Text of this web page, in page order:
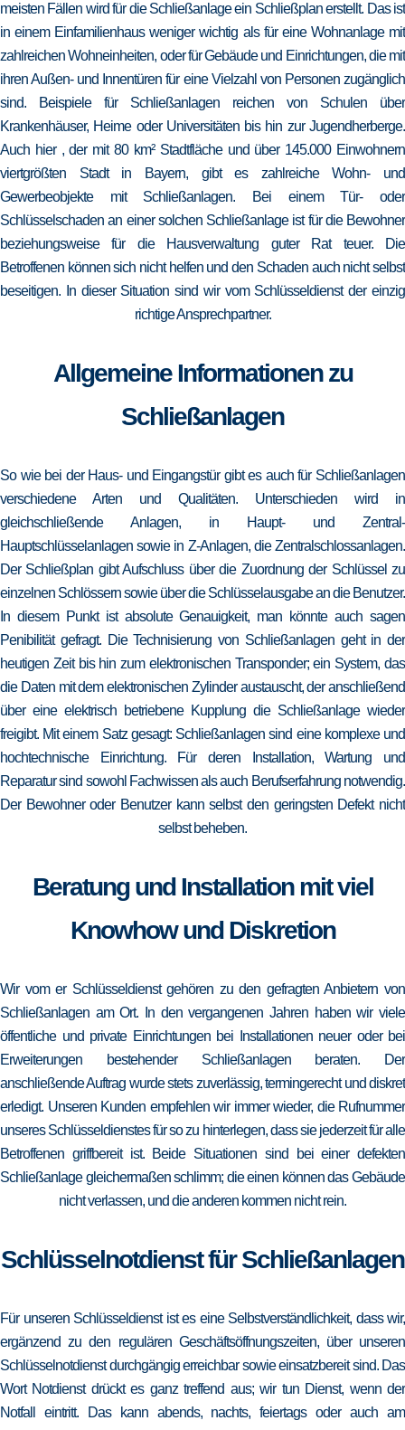
meisten Fällen wird für die Schließanlage ein Schließplan erstellt. Das ist
in einem Einfamilienhaus weniger wichtig als für eine Wohnanlage mit
zahlreichen Wohneinheiten, oder für Gebäude und Einrichtungen, die mit
ihren Außen- und Innentüren für eine Vielzahl von Personen zugänglich
sind. Beispiele für Schließanlagen reichen von Schulen über
Krankenhäuser, Heime oder Universitäten bis hin zur Jugendherberge.
Auch hier , der mit 80 km² Stadtfläche und über 145.000 Einwohnern
viertgrößten Stadt in Bayern, gibt es zahlreiche Wohn- und
Gewerbeobjekte mit Schließanlagen. Bei einem Tür- oder
Schlüsselschaden an einer solchen Schließanlage ist für die Bewohner
beziehungsweise für die Hausverwaltung guter Rat teuer. Die
Betroffenen können sich nicht helfen und den Schaden auch nicht selbst
beseitigen. In dieser Situation sind wir vom Schlüsseldienst der einzig
richtige Ansprechpartner.
Allgemeine Informationen zu
Schließanlagen
So wie bei der Haus- und Eingangstür gibt es auch für Schließanlagen
verschiedene Arten und Qualitäten. Unterschieden wird in
gleichschließende Anlagen, in Haupt- und Zentral-
Hauptschlüsselanlagen sowie in Z-Anlagen, die Zentralschlossanlagen.
Der Schließplan gibt Aufschluss über die Zuordnung der Schlüssel zu
einzelnen Schlössern sowie über die Schlüsselausgabe an die Benutzer.
In diesem Punkt ist absolute Genauigkeit, man könnte auch sagen
Penibilität gefragt. Die Technisierung von Schließanlagen geht in der
heutigen Zeit bis hin zum elektronischen Transponder; ein System, das
die Daten mit dem elektronischen Zylinder austauscht, der anschließend
über eine elektrisch betriebene Kupplung die Schließanlage wieder
freigibt. Mit einem Satz gesagt: Schließanlagen sind eine komplexe und
hochtechnische Einrichtung. Für deren Installation, Wartung und
Reparatur sind sowohl Fachwissen als auch Berufserfahrung notwendig.
Der Bewohner oder Benutzer kann selbst den geringsten Defekt nicht
selbst beheben.
Beratung und Installation mit viel
Knowhow und Diskretion
Wir vom er Schlüsseldienst gehören zu den gefragten Anbietern von
Schließanlagen am Ort. In den vergangenen Jahren haben wir viele
öffentliche und private Einrichtungen bei Installationen neuer oder bei
Erweiterungen bestehender Schließanlagen beraten. Der
anschließende Auftrag wurde stets zuverlässig, termingerecht und diskret
erledigt. Unseren Kunden empfehlen wir immer wieder, die Rufnummer
unseres Schlüsseldienstes für so zu hinterlegen, dass sie jederzeit für alle
Betroffenen griffbereit ist. Beide Situationen sind bei einer defekten
Schließanlage gleichermaßen schlimm; die einen können das Gebäude
nicht verlassen, und die anderen kommen nicht rein.
Schlüsselnotdienst für Schließanlagen
Für unseren Schlüsseldienst ist es eine Selbstverständlichkeit, dass wir,
ergänzend zu den regulären Geschäftsöffnungszeiten, über unseren
Schlüsselnotdienst durchgängig erreichbar sowie einsatzbereit sind. Das
Wort Notdienst drückt es ganz treffend aus; wir tun Dienst, wenn der
Notfall eintritt. Das kann abends, nachts, feiertags oder auch am